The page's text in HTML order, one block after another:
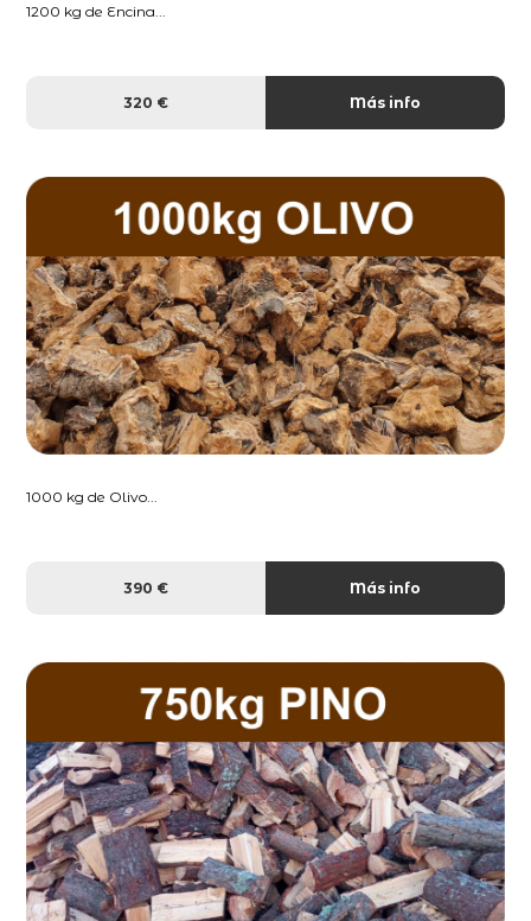
1200 kg de Encina...
320 € Más info
1000 kg de Olivo...
390 € Más info